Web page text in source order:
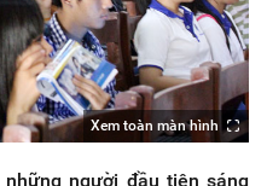
Xem toàn màn hình
người đầu tiên sáng